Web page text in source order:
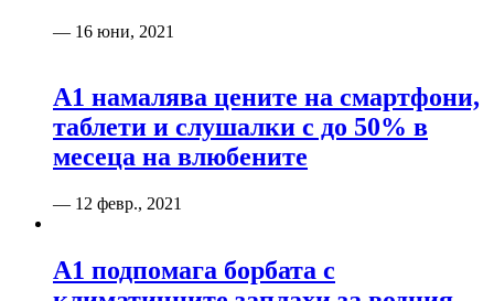
— 16 юни, 2021
А1 намалява цените на смартфони,
таблети и слушалки с до 50% в
месеца на влюбените
— 12 февр., 2021
А1 подпомага борбата с